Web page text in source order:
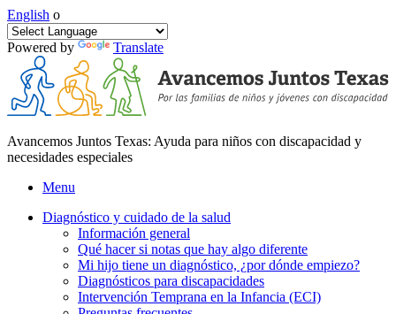
English o
Powered by Translate
Avancemos Juntos Texas: Ayuda para niños con discapacidad y
necesidades especiales
Menu
Diagnóstico y cuidado de la salud
Información general
Qué hacer si notas que hay algo diferente
Mi hijo tiene un diagnóstico, ¿por dónde empiezo?
Diagnósticos para discapacidades
Intervención Temprana en la Infancia (ECI)